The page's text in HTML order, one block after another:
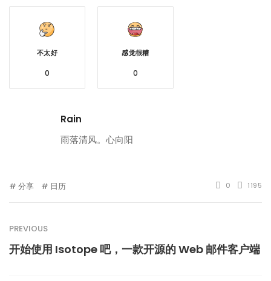
不太好
0
感觉很糟
0
Rain
雨落清风。心向阳
分享 日历 0 1195
PREVIOUS
开始使用 Isotope 吧，一款开源的 Web 邮件客户端